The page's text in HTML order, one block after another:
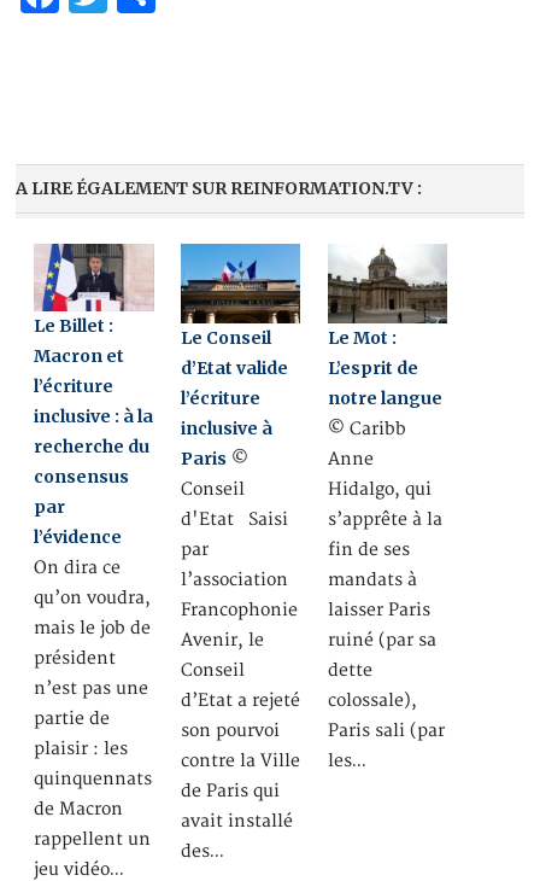
A LIRE ÉGALEMENT SUR REINFORMATION.TV :
Le Billet :
Macron et
l’écriture
inclusive : à la
recherche du
consensus
par
l’évidence
On dira ce
qu’on voudra,
mais le job de
président
n’est pas une
partie de
plaisir : les
quinquennats
de Macron
rappellent un
jeu vidéo…
Le Conseil
d’Etat valide
l’écriture
inclusive à
Paris ©
Conseil
d'Etat Saisi
par
l’association
Francophonie
Avenir, le
Conseil
d’Etat a rejeté
son pourvoi
contre la Ville
de Paris qui
avait installé
des…
Le Mot :
L’esprit de
notre langue
© Caribb
Anne
Hidalgo, qui
s’apprête à la
fin de ses
mandats à
laisser Paris
ruiné (par sa
dette
colossale),
Paris sali (par
les…